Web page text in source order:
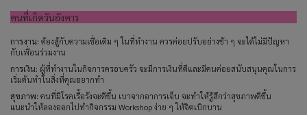
คนที่เกิดวันอังคาร
การงาน: ต้องสู้กับความเชื่อเดิม ๆ ในที่ทำงาน ควรค่อยปรับอย่างช้า ๆ จะได้ไม่มีปัญหา
กับเพื่อนร่วมงาน
การเงิน: ผู้ที่ทำงานในกิจการครอบครัว จะมีการเงินที่ดีและมีคนค่อยสนับสนุนคุณในการ
เริ่มต้นทำในสิ่งที่คุณอยากทำ
สุขภาพ: คนที่มีโรคเรื้อรังจะดีขึ้น เบาจากอาการเจ็บ จะทำให้รู้สึกว่าสุขภาพดีขึ้น
แนะนำให้ลองออกไปทำกิจกรรม Workshop ง่าย ๆ ให้จิตเบิกบาน